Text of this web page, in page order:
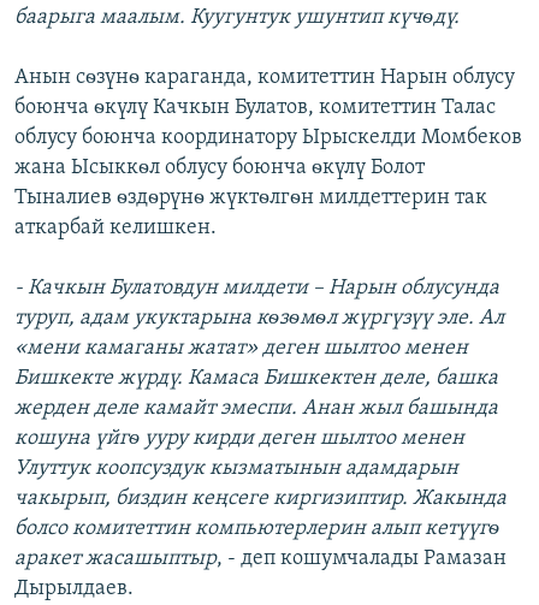
баарыга маалым. Куугунтук ушунтип күчѳдү.
Анын сѳзүнѳ караганда, комитеттин Нарын облусу
боюнча ѳкүлү Качкын Булатов, комитеттин Талас
облусу боюнча координатору Ырыскелди Момбеков
жана Ысыккѳл облусу боюнча ѳкүлү Болот
Тыналиев ѳздѳрүнѳ жүктѳлгѳн милдеттерин так
аткарбай келишкен.
- Качкын Булатовдун милдети – Нарын облусунда
туруп, адам укуктарына кѳзѳмѳл жүргүзүү эле. Ал
«мени камаганы жатат» деген шылтоо менен
Бишкекте жүрдү. Камаса Бишкектен деле, башка
жерден деле камайт эмеспи. Анан жыл башында
кошуна үйгѳ ууру кирди деген шылтоо менен
Улуттук коопсуздук кызматынын адамдарын
чакырып, биздин кеңсеге киргизиптир. Жакында
болсо комитеттин компьютерлерин алып кетүүгѳ
аракет жасашыптыр, - деп кошумчалады Рамазан
Дырылдаев.